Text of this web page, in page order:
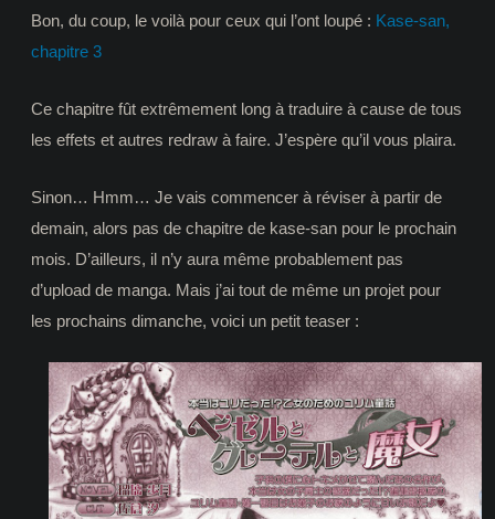
Bon, du coup, le voilà pour ceux qui l’ont loupé : Kase-san,
chapitre 3
Ce chapitre fût extrêmement long à traduire à cause de tous
les effets et autres redraw à faire. J’espère qu’il vous plaira.
Sinon… Hmm… Je vais commencer à réviser à partir de
demain, alors pas de chapitre de kase-san pour le prochain
mois. D’ailleurs, il n’y aura même probablement pas
d’upload de manga. Mais j’ai tout de même un projet pour
les prochains dimanche, voici un petit teaser :